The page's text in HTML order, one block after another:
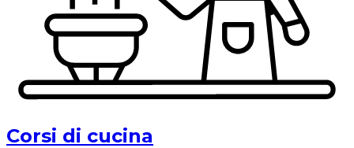
Corsi di cucina